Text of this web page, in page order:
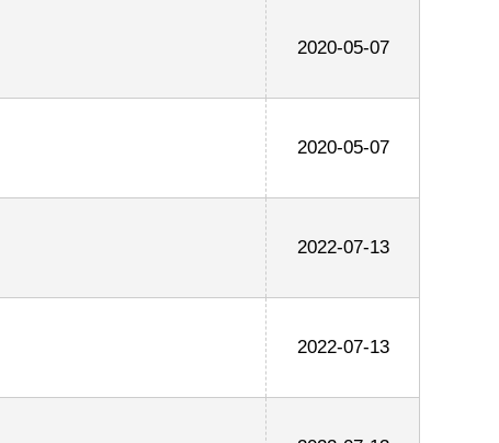
2020-05-07
2020-05-07
2022-07-13
2022-07-13